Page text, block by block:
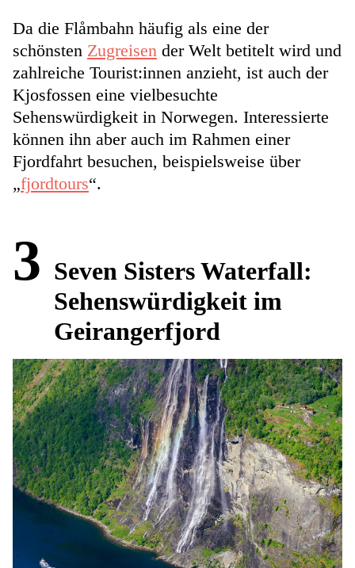
Da die Flåmbahn häufig als eine der
schönsten Zugreisen der Welt betitelt wird und
zahlreiche Tourist:innen anzieht, ist auch der
Kjosfossen eine vielbesuchte
Sehenswürdigkeit in Norwegen. Interessierte
können ihn aber auch im Rahmen einer
Fjordfahrt besuchen, beispielsweise über
„fjordtours“.
3 Seven Sisters Waterfall:
Sehenswürdigkeit im
Geirangerfjord